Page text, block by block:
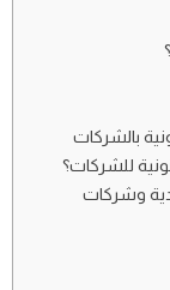
بالشركات
للشركات؟
وشركات